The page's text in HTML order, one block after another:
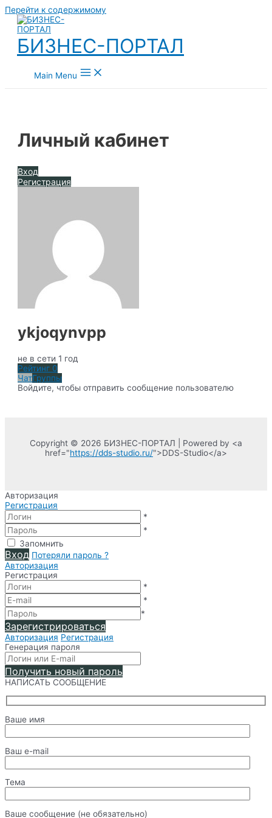
Перейти к содержимому
БИЗНЕС-ПОРТАЛ
Main Menu
Личный кабинет
Вход
Регистрация
ykjoqynvpp
не в сети 1 год
Рейтинг 0
ЧатГруппы
Войдите, чтобы отправить сообщение пользователю
Copyright © 2026 БИЗНЕС-ПОРТАЛ | Powered by <a
href="https://dds-studio.ru/">DDS-Studio</a>
Авторизация
Регистрация
*
*
Запомнить
Вход Потеряли пароль ?
Авторизация
Регистрация
*
*
*
Зарегистрироваться
Авторизация Регистрация
Генерация пароля
Получить новый пароль
НАПИСАТЬ СООБЩЕНИЕ
Ваше имя
Ваш e-mail
Тема
Ваше сообщение (не обязательно)